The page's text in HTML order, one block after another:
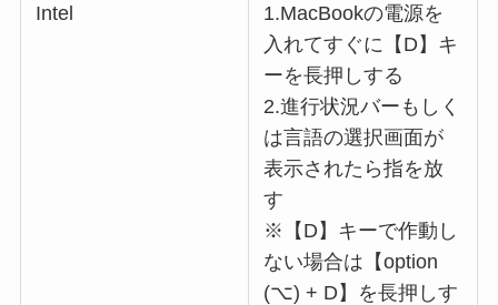
Intel
1.MacBookの電源を
入れてすぐに【D】キ
ーを長押しする
2.進行状況バーもしく
は言語の選択画面が
表示されたら指を放
す
※【D】キーで作動し
ない場合は【option
(⌥) + D】を長押しす